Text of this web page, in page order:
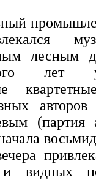
лесным
лет
авторов
(партия
видных